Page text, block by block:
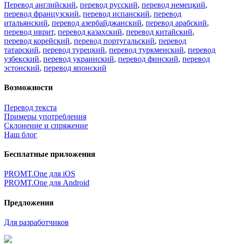
Перевод английский, перевод русский, перевод немецкий,
перевод французский, перевод испанский, перевод
итальянский, перевод азербайджанский, перевод арабский,
перевод иврит, перевод казахский, перевод китайский,
перевод корейский, перевод португальский, перевод
татарский, перевод турецкий, перевод туркменский, перевод
узбекский, перевод украинский, перевод финский, перевод
эстонский, перевод японский
Возможности
Перевод текста
Примеры употребления
Склонение и спряжение
Наш блог
Бесплатные приложения
PROMT.One для iOS
PROMT.One для Android
Предложения
Для разработчиков